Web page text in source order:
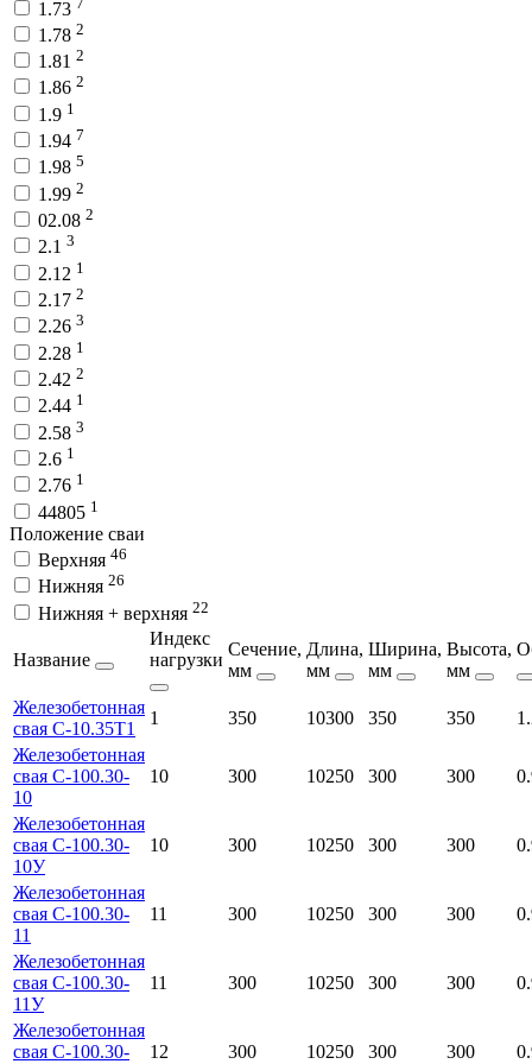
1.73
1.78 2
1.81 2
1.86 2
1.9 1
1.94 7
1.98 5
1.99 2
02.08 2
2.1 3
2.12 1
2.17 2
2.26 3
2.28 1
2.42 2
2.44 1
2.58 3
2.6 1
2.76 1
44805 1
Положение сваи
Верхняя 46
Нижняя 26
Нижняя + верхняя 22
Название
Индекс
нагрузки
Сечение,
мм
Длина,
мм
Ширина,
мм
Высота,
мм
Железобетонная
свая С-10.35Т1
1 350 10300 350 350
Железобетонная
свая С-100.30-
10
10 300 10250 300 300
Железобетонная
свая С-100.30-
10У
10 300 10250 300 300
Железобетонная
свая С-100.30-
11
11 300 10250 300 300
Железобетонная
свая С-100.30-
11У
11 300 10250 300 300
Железобетонная
свая С-100.30-
12 300 10250 300 300